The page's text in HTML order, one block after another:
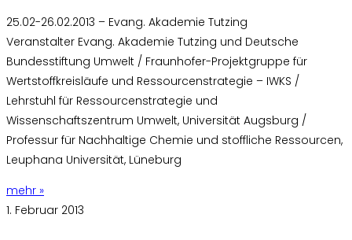
25.02-26.02.2013 – Evang. Akademie Tutzing
Veranstalter Evang. Akademie Tutzing und Deutsche
Bundesstiftung Umwelt / Fraunhofer-Projektgruppe für
Wertstoffkreisläufe und Ressourcenstrategie – IWKS /
Lehrstuhl für Ressourcenstrategie und
Wissenschaftszentrum Umwelt, Universität Augsburg /
Professur für Nachhaltige Chemie und stoffliche Ressourcen,
Leuphana Universität, Lüneburg
mehr »
1. Februar 2013